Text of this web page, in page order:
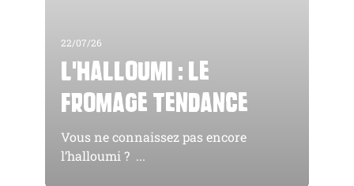
22/07/26
L'halloumi : le
fromage tendance
Vous ne connaissez pas encore
l’halloumi ? ...